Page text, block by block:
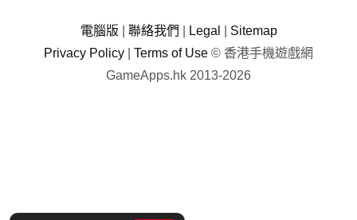
電腦版 聯絡我們 Legal
Sitemap
Privacy Policy
Terms of Use © 香港手機遊戲網
GameApps.hk 2013-2026